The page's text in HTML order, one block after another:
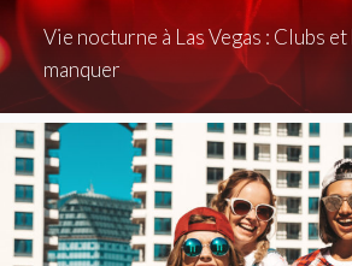
Vie nocturne à Las Vegas : Clubs et
manquer